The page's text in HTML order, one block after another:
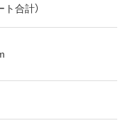
合計）